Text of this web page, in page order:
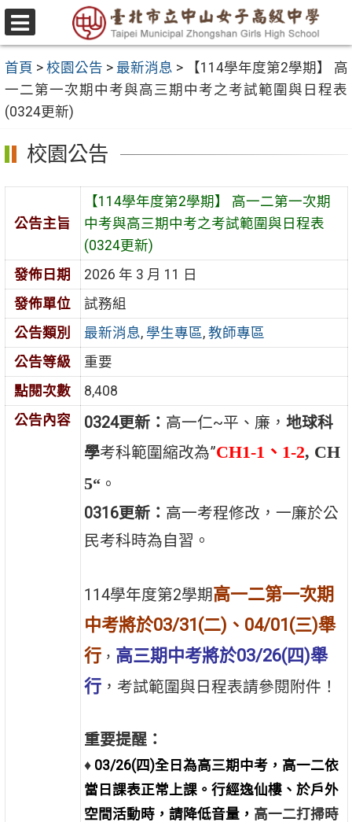
跳
至
要
容
區
選
單
首頁 > 校園公告 > 最新消息 >
【114學年度第2學期】 高
一二第一次期中考與高三期中考之考試範圍與日程表
(0324更新)
校園公告
公告主旨
【114學年度第2學期】 高一二第一次期
中考與高三期中考之考試範圍與日程表
(0324更新)
發佈日期
2026 年 3 月 11 日
發佈單位
試務組
公告類別
最新消息, 學生專區, 教師專區
公告等級
重要
點閱次數
8,408
公告內容
0324更新： 高一仁~平、廉， 地球科
學考科範圍縮改為”CH1-1、1-2, CH
5“。
0316更新： 高一考程修改，一廉於公
民考科時為自習。
114學年度第2學期高一二第一次期
中考將於03/31(二)、04/01(三)舉
行， 高三期中考將於03/26(四)舉
行，考試範圍與日程表請參閱附件！
重要提醒：
♦03/26(四)全日為高三期中考，高一二依
當日課表正常上課。行經逸仙樓、於戶外
空間活動時，請降低音量， 高一二打掃時